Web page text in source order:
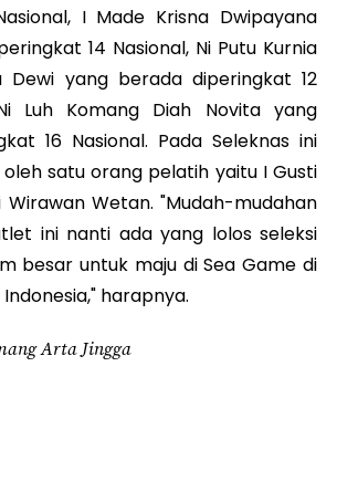
I Made Krisna Dwipayana
14 Nasional, Ni Putu Kurnia
Dewi yang berada diperingkat 12
Luh Komang Diah Novita yang
16 Nasional. Pada Seleknas ini
satu orang pelatih yaitu I Gusti
Wirawan Wetan. "Mudah-mudahan
ini nanti ada yang lolos seleksi
besar untuk maju di Sea Game di
harapnya.
Arta Jingga